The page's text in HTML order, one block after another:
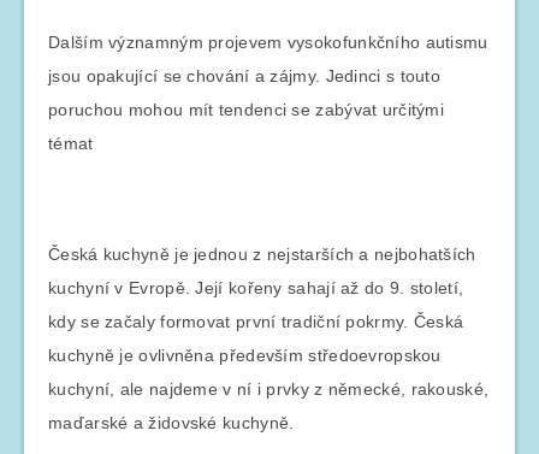
Dalším významným projevem vysokofunkčního autismu
jsou opakující se chování a zájmy. Jedinci s touto
poruchou mohou mít tendenci se zabývat určitými
témat
Česká kuchyně je jednou z nejstarších a nejbohatších
kuchyní v Evropě. Její kořeny sahají až do 9. století,
kdy se začaly formovat první tradiční pokrmy. Česká
kuchyně je ovlivněna především středoevropskou
kuchyní, ale najdeme v ní i prvky z německé, rakouské,
maďarské a židovské kuchyně.